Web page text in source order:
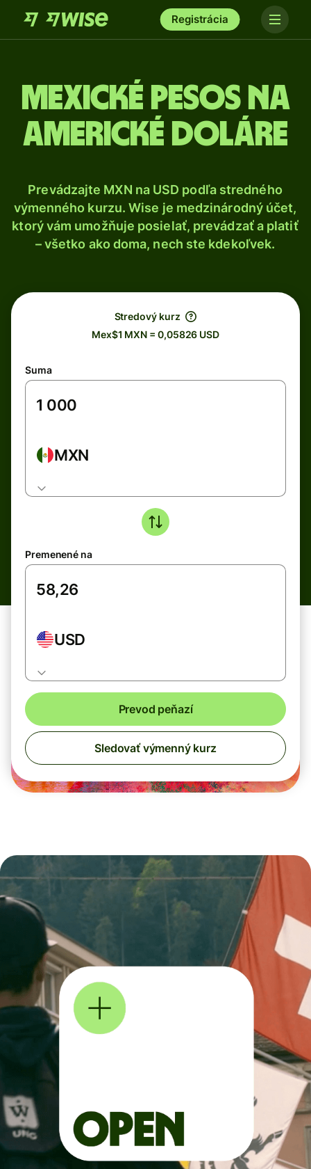
Registrácia
Mexické pesos na
americké doláre
Prevádzajte MXN na USD podľa stredného
výmenného kurzu. Wise je medzinárodný účet,
ktorý vám umožňuje posielať, prevádzať a platiť
– všetko ako doma, nech ste kdekoľvek.
Stredový kurz
Mex$1 MXN = 0,05826 USD
Suma
MXN
Premenené na
USD
Prevod peňazí
Sledovať výmenný kurz